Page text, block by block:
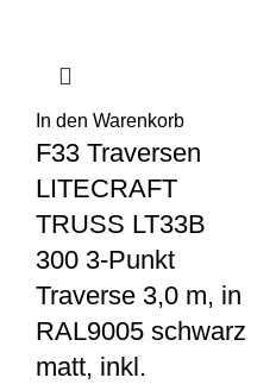
In den Warenkorb
F33 Traversen
LITECRAFT
TRUSS LT33B
300 3-Punkt
Traverse 3,0 m, in
RAL9005 schwarz
matt, inkl.